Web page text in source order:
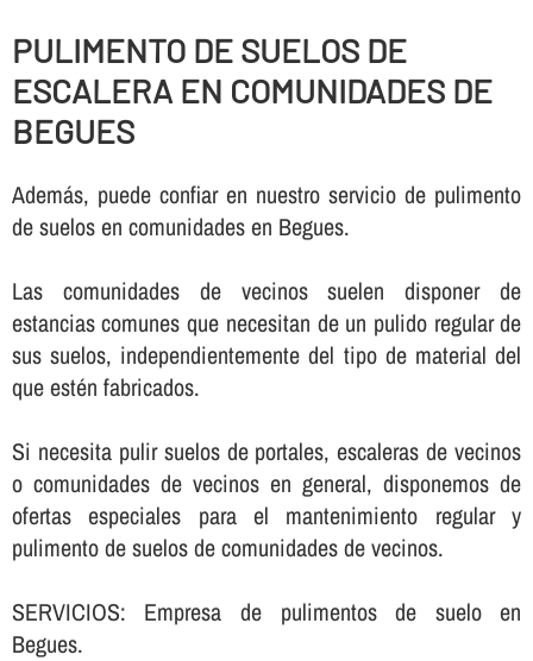
PULIMENTO DE SUELOS DE
ESCALERA EN COMUNIDADES DE
BEGUES
Además, puede confiar en nuestro servicio de pulimento
de suelos en comunidades en Begues.
Las comunidades de vecinos suelen disponer de
estancias comunes que necesitan de un pulido regular de
sus suelos, independientemente del tipo de material del
que estén fabricados.
Si necesita pulir suelos de portales, escaleras de vecinos
o comunidades de vecinos en general, disponemos de
ofertas especiales para el mantenimiento regular y
pulimento de suelos de comunidades de vecinos.
SERVICIOS: Empresa de pulimentos de suelo en
Begues.